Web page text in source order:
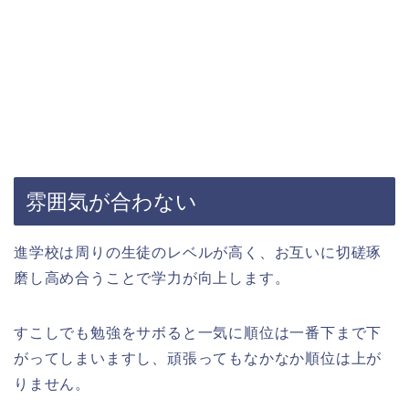
雰囲気が合わない
進学校は周りの生徒のレベルが高く、お互いに切磋琢
磨し高め合うことで学力が向上します。
すこしでも勉強をサボると一気に順位は一番下まで下
がってしまいますし、頑張ってもなかなか順位は上が
りません。